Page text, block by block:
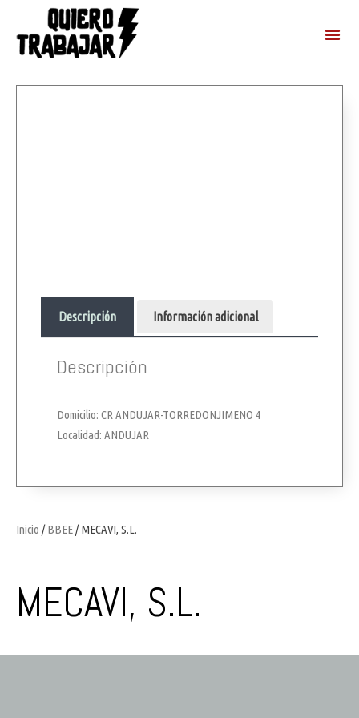
Inicio /BBEE/ MECAVI, S.L.
MECAVI, S.L.
Descripción Información adicional
Descripción
Domicilio: CR ANDUJAR-TORREDONJIMENO 4
Localidad: ANDUJAR